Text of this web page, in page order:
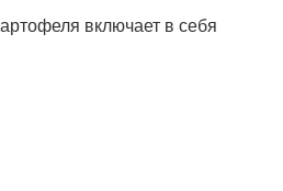
включает в себя